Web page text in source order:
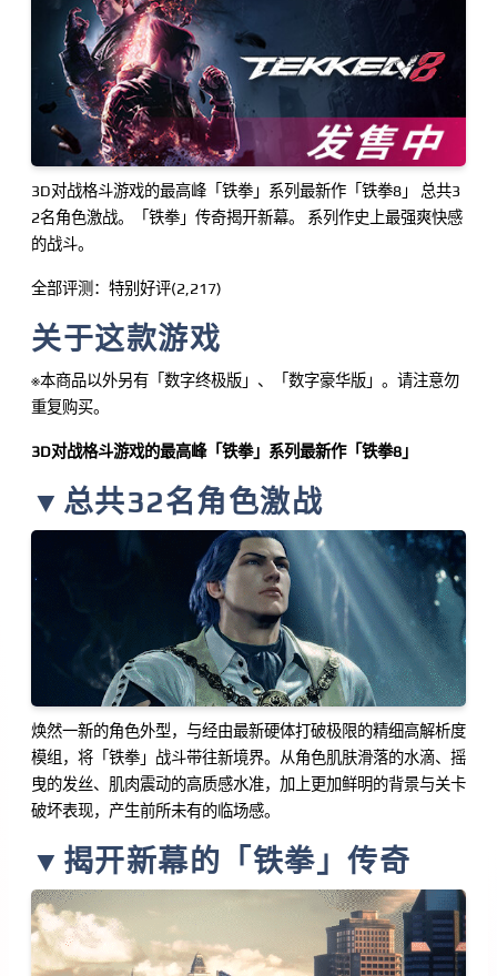
3D对战格斗游戏的最高峰「铁拳」系列最新作「铁拳8」 总共3
2名角色激战。「铁拳」传奇揭开新幕。 系列作史上最强爽快感
的战斗。
全部评测：特别好评(2,217)
关于这款游戏
※本商品以外另有「数字终极版」、「数字豪华版」。请注意勿
重复购买。
3D对战格斗游戏的最高峰「铁拳」系列最新作「铁拳8」
▼总共32名角色激战
焕然一新的角色外型，与经由最新硬体打破极限的精细高解析度
模组，将「铁拳」战斗带往新境界。从角色肌肤滑落的水滴、摇
曳的发丝、肌肉震动的高质感水准，加上更加鲜明的背景与关卡
破坏表现，产生前所未有的临场感。
▼揭开新幕的「铁拳」传奇